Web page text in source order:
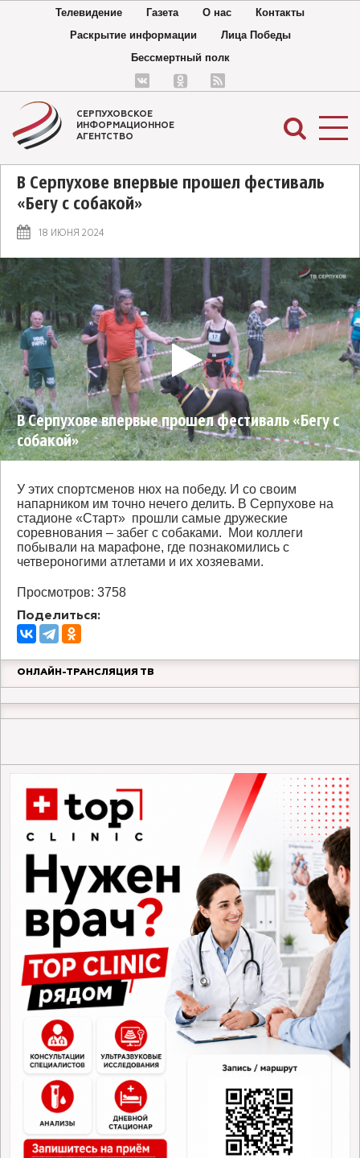
Телевидение Газета О нас
Контакты
Раскрытие информации
Лица Победы
Бессмертный полк
СЕРПУХОВСКОЕ
ИНФОРМАЦИОННОЕ
АГЕНТСТВО
В Серпухове впервые прошел фестиваль
«Бегу с собакой»
18 ИЮНЯ 2024
В Серпухове впервые прошел фестиваль «Бегу с
собакой»
У этих спортсменов нюх на победу. И со своим
напарником им точно нечего делить. В Серпухове на
стадионе «Старт» прошли самые дружеские
соревнования – забег с собаками. Мои коллеги
побывали на марафоне, где познакомились с
четвероногими атлетами и их хозяевами.
Просмотров: 3758
Поделиться:
ОНЛАЙН-ТРАНСЛЯЦИЯ ТВ